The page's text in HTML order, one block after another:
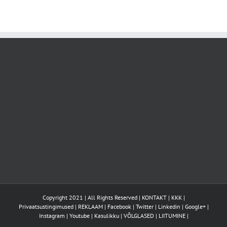
Copyright 2021 | All Rights Reserved | KONTAKT| KKK|
Privaatsustingimused| REKLAAM| Facebook| Twitter| Linkedin | Google+|
Instagram | Youtube| Kasulikku| VÕLGLASED | LIITUMINE|